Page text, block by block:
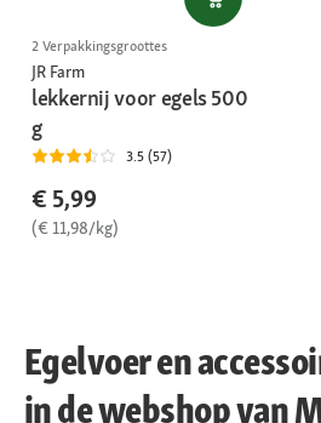
2 Verpakkingsgroottes
JR Farm
lekkernij voor egels 500
g
3.5 (57)
€ 5,99
(€ 11,98/kg)
Egelvoer en
in de webshop van